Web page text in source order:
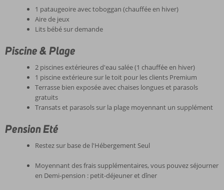
1 pataugeoire avec toboggan (chauffée en hiver)
Aire de jeux
Lits bébé sur demande
Piscine & Plage
2 piscines extérieures d'eau salée (1 chauffée en hiver)
1 piscine extérieure sur le toit pour les clients Premium
Terrasse bien exposée avec chaises longues et parasols
gratuits
Transats et parasols sur la plage moyennant un supplément
Pension Eté
Restez sur base de l'Hébergement Seul
Moyennant des frais supplémentaires, vous pouvez séjourner
en Demi-pension : petit-déjeuner et dîner